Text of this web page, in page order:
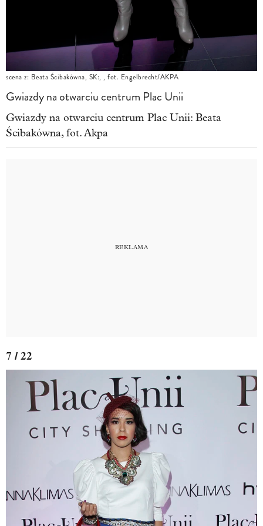
scena z: Beata Ścibakówna, SK:, , fot. Engelbrecht/AKPA
Gwiazdy na otwarciu centrum Plac Unii
Gwiazdy na otwarciu centrum Plac Unii: Beata
Ścibakówna, fot. Akpa
7 / 22